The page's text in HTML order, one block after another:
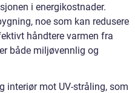
i energikostnader.
noe som kan redusere
håndtere varmen fra
både miljøvennlig og
interiør mot UV-stråling, som